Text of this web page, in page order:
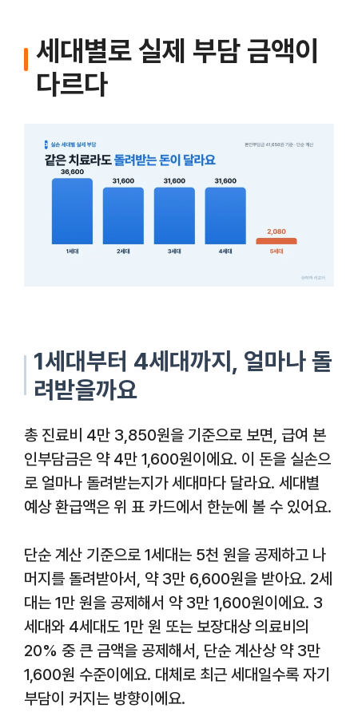
세대별로 실제 부담 금액이
다르다
1세대부터 4세대까지, 얼마나 돌
려받을까요
총 진료비 4만 3,850원을 기준으로 보면, 급여 본
인부담금은 약 4만 1,600원이에요. 이 돈을 실손으
로 얼마나 돌려받는지가 세대마다 달라요. 세대별
예상 환급액은 위 표 카드에서 한눈에 볼 수 있어요.
단순 계산 기준으로 1세대는 5천 원을 공제하고 나
머지를 돌려받아서, 약 3만 6,600원을 받아요. 2세
대는 1만 원을 공제해서 약 3만 1,600원이에요. 3
세대와 4세대도 1만 원 또는 보장대상 의료비의
20% 중 큰 금액을 공제해서, 단순 계산상 약 3만
1,600원 수준이에요. 대체로 최근 세대일수록 자기
부담이 커지는 방향이에요.